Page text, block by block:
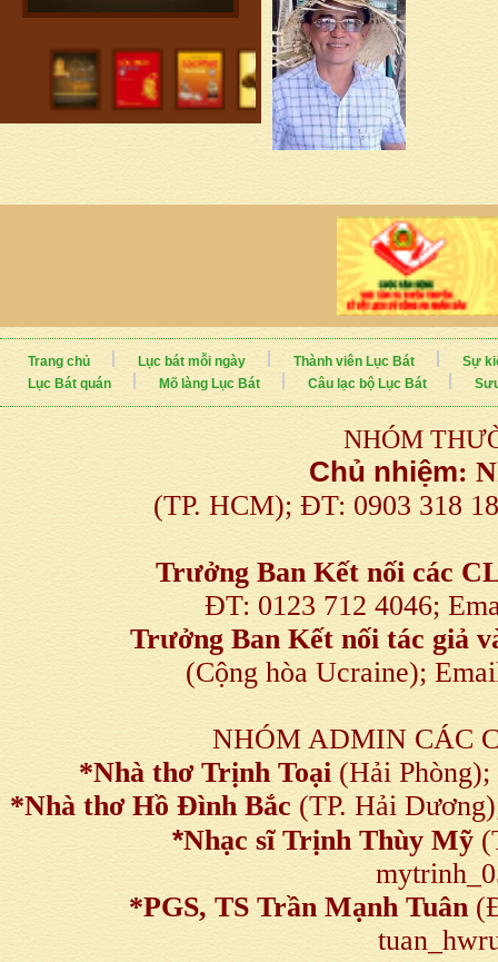
Trang chủ Lục bát mỗi ngày Thành viên Lục Bát
Sự
Lục Bát quán
Mõ làng Lục Bát Câu lạc bộ Lục Bát
NHÓM
Chủ nhiệm:
(TP. HCM); ĐT: 0903 318
Trưởng Ban Kết nối các
ĐT: 0123 712 4046;
Trưởng Ban Kết nối tác giả
(Cộng hòa Ucraine);
NHÓM ADMIN CÁC
*Nhà thơ Trịnh Toại (Hải
*Nhà thơ Hồ Đình Bắc (TP. Hải
*Nhạc sĩ Trịnh Thùy Mỹ
*PGS, TS Trần Mạnh Tuân